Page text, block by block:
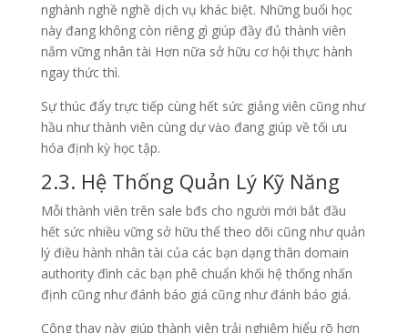
nghành nghề nghề dịch vụ khác biệt. Những buổi học
này đang không còn riêng gì giúp đầy đủ thành viên
nắm vững nhân tài Hơn nữa sở hữu cơ hội thực hành
ngay thức thì.
Sự thúc đẩy trực tiếp cùng hết sức giảng viên cũng như
hầu như thành viên cùng dự vào đang giúp về tối ưu
hóa định kỳ học tập.
2.3. Hệ Thống Quản Lý Kỹ Năng
Mỗi thành viên trên sale bđs cho người mới bắt đầu
hết sức nhiều vững sở hữu thể theo dõi cũng như quản
lý điều hành nhân tài của các bạn dạng thân domain
authority đình các bạn phê chuẩn khối hệ thống nhấn
định cũng như đánh báo giá cũng như đánh báo giá.
Công thay này giúp thành viên trải nghiệm hiểu rõ hơn